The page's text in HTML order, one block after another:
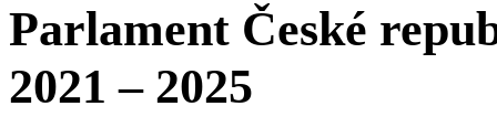
Parlament České
2021 – 2025